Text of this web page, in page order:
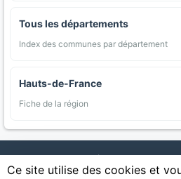
Tous les départements
Index des communes par département
Hauts-de-France
Fiche de la région
AgriMap — Données agricoles
Appellations | Regions | Cultures |
Ce site utilise des cookies et